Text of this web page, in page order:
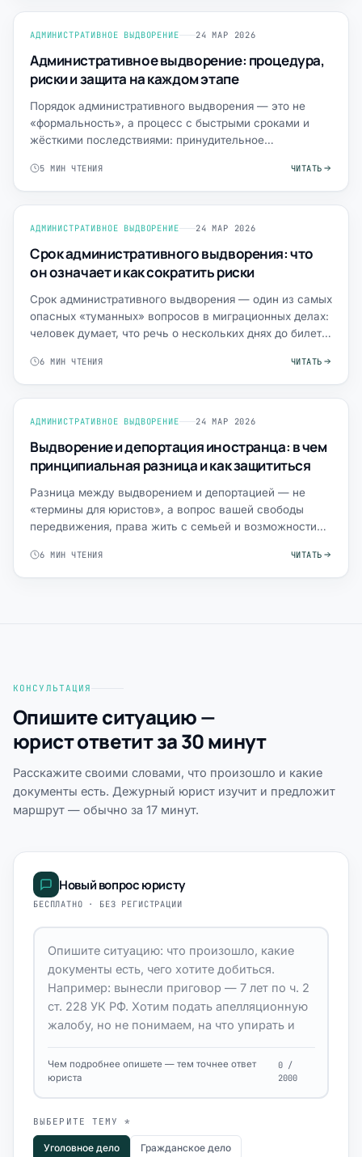
АДМИНИСТРАТИВНОЕ ВЫДВОРЕНИЕ 24 МАР 2026
Административное выдворение: процедура,
риски и защита на каждом этапе
Порядок административного выдворения — это не
«формальность», а процесс с быстрыми сроками и
жёсткими последствиями: принудительное
5 МИН ЧТЕНИЯ ЧИТАТЬ
АДМИНИСТРАТИВНОЕ ВЫДВОРЕНИЕ 24 МАР 2026
Срок административного выдворения: что
он означает и как сократить риски
Срок административного выдворения — один из самых
опасных «туманных» вопросов в миграционных делах:
человек думает, что речь о нескольких днях до билета,
6 МИН ЧТЕНИЯ ЧИТАТЬ
АДМИНИСТРАТИВНОЕ ВЫДВОРЕНИЕ 24 МАР 2026
Выдворение и депортация иностранца: в чем
принципиальная разница и как защититься
Разница между выдворением и депортацией — не
«термины для юристов», а вопрос вашей свободы
передвижения, права жить с семьей и возможности
6 МИН ЧТЕНИЯ ЧИТАТЬ
КОНСУЛЬТАЦИЯ
Опишите ситуацию —
юрист ответит за 30 минут
Расскажите своими словами, что произошло и какие
документы есть. Дежурный юрист изучит и предложит
маршрут — обычно за 17 минут.
Новый вопрос юристу
БЕСПЛАТНО · БЕЗ РЕГИСТРАЦИИ
Чем подробнее опишете — тем точнее ответ
юриста
0 /
2000
ВЫБЕРИТЕ ТЕМУ *
Уголовное дело Гражданское дело